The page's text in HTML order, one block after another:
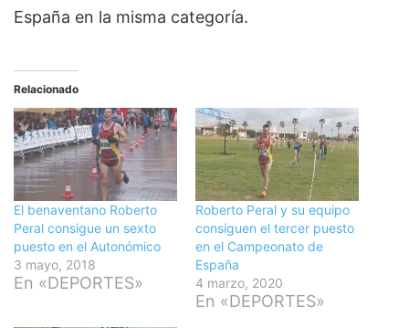
España en la misma categoría.
Relacionado
El benaventano Roberto
Peral consigue un sexto
puesto en el Autonómico
3 mayo, 2018
En «DEPORTES»
Roberto Peral y su equipo
consiguen el tercer puesto
en el Campeonato de
España
4 marzo, 2020
En «DEPORTES»